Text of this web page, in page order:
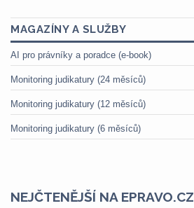
MAGAZÍNY A SLUŽBY
AI pro právníky a poradce (e-book)
Monitoring judikatury (24 měsíců)
Monitoring judikatury (12 měsíců)
Monitoring judikatury (6 měsíců)
NEJČTENĚJŠÍ NA EPRAVO.CZ